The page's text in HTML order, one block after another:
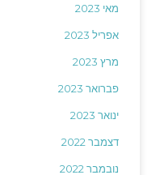
מאי 2023
אפריל 2023
מרץ 2023
פברואר 2023
ינואר 2023
דצמבר 2022
נובמבר 2022